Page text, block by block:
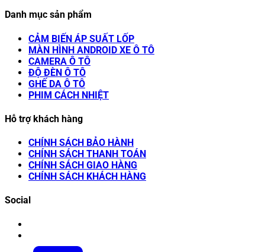
Danh mục sản phẩm
CẢM BIẾN ÁP SUẤT LỐP
MÀN HÌNH ANDROID XE Ô TÔ
CAMERA Ô TÔ
ĐỘ ĐÈN Ô TÔ
GHẾ DA Ô TÔ
PHIM CÁCH NHIỆT
Hỗ trợ khách hàng
CHÍNH SÁCH BẢO HÀNH
CHÍNH SÁCH THANH TOÁN
CHÍNH SÁCH GIAO HÀNG
CHÍNH SÁCH KHÁCH HÀNG
Social